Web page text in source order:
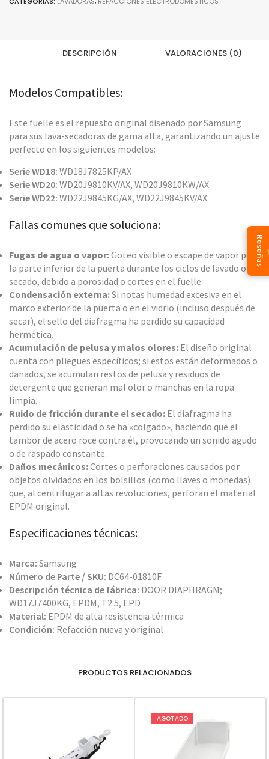
DESCRIPCIÓN VALORACIONES (0)
Modelos Compatibles:
Este fuelle es el repuesto original diseñado por Samsung
para sus lava-secadoras de gama alta, garantizando un ajuste
perfecto en los siguientes modelos:
Serie WD18: WD18J7825KP/AX
Serie WD20: WD20J9810KV/AX, WD20J9810KW/AX
Serie WD22: WD22J9845KG/AX, WD22J9845KV/AX
Fallas comunes que soluciona:
Fugas de agua o vapor:Goteo visible o escape de vapor por
la parte inferior de la puerta durante los ciclos de lavado o
secado, debido a porosidad o cortes en el fuelle.
Condensación externa:Si notas humedad excesiva en el
marco exterior de la puerta o en el vidrio (incluso después de
secar), el sello del diafragma ha perdido su capacidad
hermética.
Acumulación de pelusa y malos olores: El diseño original
cuenta con pliegues específicos; si estos están deformados o
dañados, se acumulan restos de pelusa y residuos de
detergente que generan mal olor o manchas en la ropa
limpia.
Ruido de fricción durante el secado: El diafragma ha
perdido su elasticidad o se ha «colgado», haciendo que el
tambor de acero roce contra él, provocando un sonido agudo
o de raspado constante.
Daños mecánicos:Cortes o perforaciones causados por
objetos olvidados en los bolsillos (como llaves o monedas)
que, al centrifugar a altas revoluciones, perforan el material
EPDM original.
Especificaciones técnicas:
Marca: Samsung
Número de Parte / SKU: DC64-01810F
Descripción técnica de fábrica: DOOR DIAPHRAGM;
WD17J7400KG, EPDM, T2.5, EPD
Material: EPDM de alta resistencia térmica
Condición: Refacción nueva y original
PRODUCTOS RELACIONADOS
AGOTADO
Reseñas